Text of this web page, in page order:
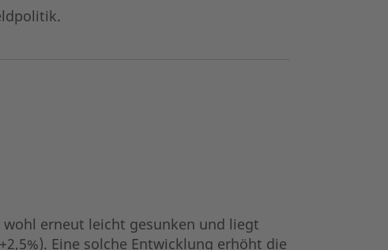
wohl erneut leicht gesunken und liegt
Eine solche Entwicklung erhöht die